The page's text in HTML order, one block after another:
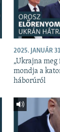
2025. JANUÁR
„Ukrajna meg
mondja a
háborúról